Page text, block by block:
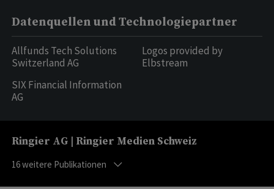
Datenquellen und Technologiepartner
Allfunds Tech Solutions
Switzerland AG
SIX Financial Information
AG
Logos provided by
Elbstream
Ringier AG | Ringier Medien Schweiz
16weitere Publikationen